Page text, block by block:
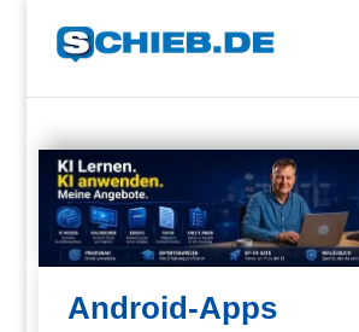
Android-Apps